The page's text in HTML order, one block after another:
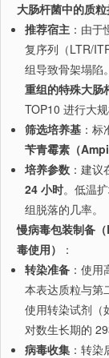
大肠杆菌中的质
推荐宿主 ：由
复序列（LTR/
组导致骨架塌陷。
重组的特殊大肠
TOP10 进行大规
筛选培养基 ：
苄青霉素（
培养参数 ：建议
24 小时。低温
组脱落的几率。
慢病毒包装制备
毒使用）
：
转染准备 ：使
本表达质粒与第
使用转染试剂（
对数生长期的
病毒收集 ：转